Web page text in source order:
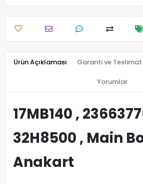
Ürün Açıklaması Garanti ve Teslimat
Yorumlar
17MB140 ,
32H8500 , Main
Anakart